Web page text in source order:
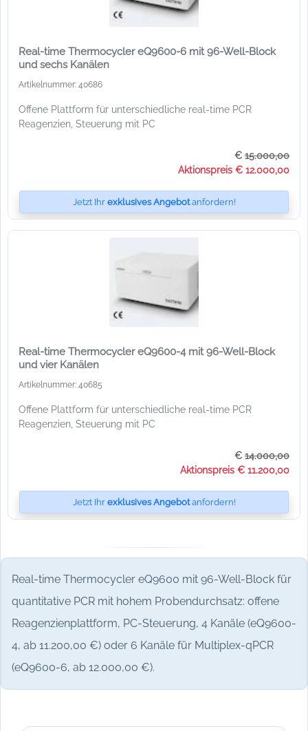
Real-time Thermocycler eQ9600 mit 96-Well-Block für
quantitative PCR mit hohem Probendurchsatz: offene
Reagenzienplattform, PC-Steuerung, 4 Kanäle (eQ9600-
4, ab 11.200,00 €) oder 6 Kanäle für Multiplex-qPCR
(eQ9600-6, ab 12.000,00 €).
Real-time Thermocycler eQ9600-6 mit 96-Well-Block
und sechs Kanälen
Artikelnummer: 40686
Offene Plattform für unterschiedliche real-time PCR
Reagenzien, Steuerung mit PC
€ 15.000,00
Aktionspreis € 12.000,00
Jetzt Ihr exklusives Angebotanfordern!
Real-time Thermocycler eQ9600-4 mit 96-Well-Block
und vier Kanälen
Artikelnummer: 40685
Offene Plattform für unterschiedliche real-time PCR
Reagenzien, Steuerung mit PC
€ 14.000,00
Aktionspreis € 11.200,00
Jetzt Ihr exklusives Angebotanfordern!